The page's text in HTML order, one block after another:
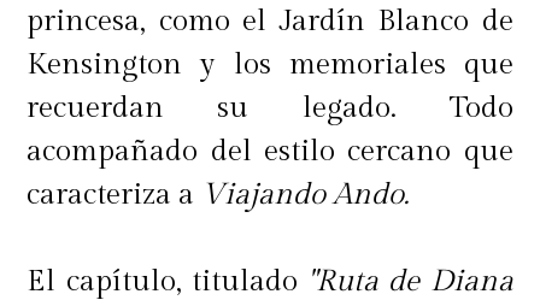
princesa, como el Jardín Blanco de
Kensington y los memoriales que
recuerdan su legado. Todo
acompañado del estilo cercano que
caracteriza a Viajando Ando.
El capítulo, titulado "Ruta de Diana